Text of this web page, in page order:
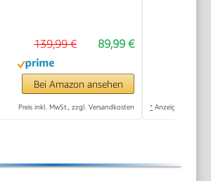
Schwarz, Modell
BHB876/00
89,99 €
139,99 €
Bei Amazon ansehen
Preis inkl. MwSt., zzgl. Versandkosten * Anzeige